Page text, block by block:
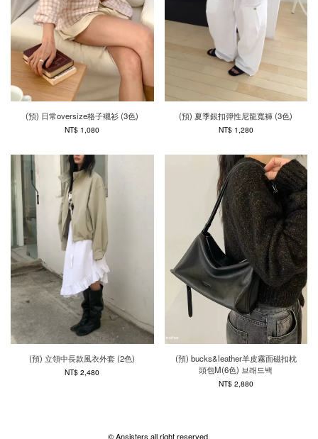
(預) 日常oversize格子襯衫 (3色)
NT$ 1,080
(預) 夏季銀扣彈性尼龍寬褲 (3色)
NT$ 1,280
(預) 立領中長款風衣外套 (2色)
NT$ 2,480
(預) bucks&leather羊皮霧面磁扣枕
頭包M(6色) 브래드백
NT$ 2,880
© Ansisters all right reserved.